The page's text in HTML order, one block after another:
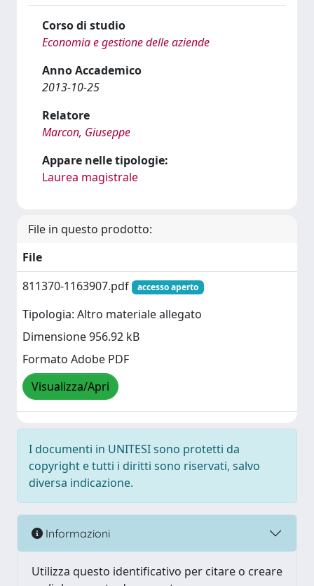
Corso di studio
Economia e gestione delle aziende
Anno Accademico
2013-10-25
Relatore
Marcon, Giuseppe
Appare nelle tipologie:
Laurea magistrale
File in questo prodotto:
File
811370-1163907.pdf
accesso aperto
Tipologia: Altro materiale allegato
Dimensione 956.92 kB
Formato Adobe PDF
Visualizza/Apri
I documenti in UNITESI sono protetti da
copyright e tutti i diritti sono riservati, salvo
diversa indicazione.
Informazioni
Utilizza questo identificativo per citare o creare